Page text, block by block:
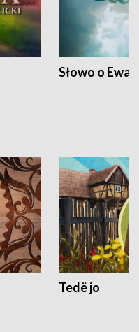
Słowo o
Tedë jo